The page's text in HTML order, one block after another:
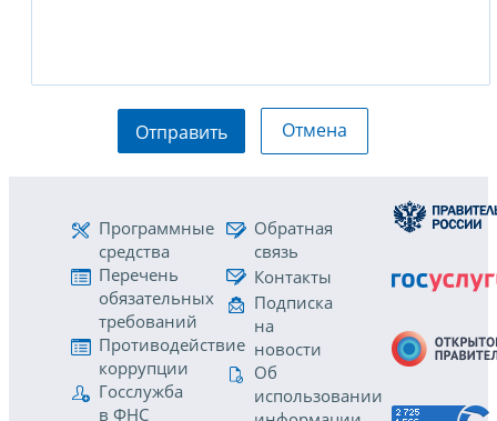
Отправить Отмена
Программные
средства
Перечень
обязательных
требований
Противодействие
коррупции
Госслужба
в ФНС
Обратная
связь
Контакты
Подписка
на
новости
Об
использовании